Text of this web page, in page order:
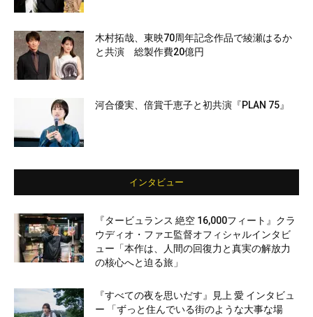
木村拓哉、東映70周年記念作品で綾瀬はるか
と共演 総製作費20億円
河合優実、倍賞千恵子と初共演『PLAN 75』
インタビュー
『タービュランス 絶空 16,000フィート』クラ
ウディオ・ファエ監督オフィシャルインタビ
ュー「本作は、人間の回復力と真実の解放力
の核心へと迫る旅」
『すべての夜を思いだす』見上 愛 インタビュ
ー 「ずっと住んでいる街のような大事な場